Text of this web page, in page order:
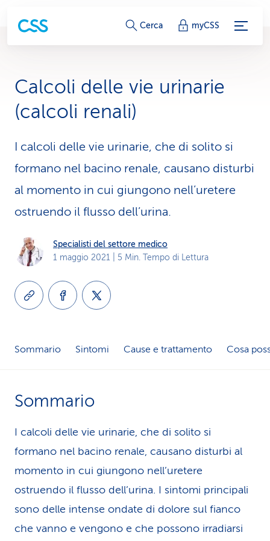
c
l
e
g
a
m
e
n
t
s
v
i
z
i
o
Cerca myCSS
Calcoli delle vie urinarie
(calcoli renali)
I calcoli delle vie urinarie, che di solito si
formano nel bacino renale, causano disturbi
al momento in cui giungono nell’uretere
ostruendo il flusso dell’urina.
Specialisti del settore medico
1 maggio 2021 | 5 Min. Tempo di Lettura
Sommario Sintomi Cause e trattamento Cosa
Sommario
I calcoli delle vie urinarie, che di solito si
formano nel bacino renale, causano disturbi al
momento in cui giungono nell’uretere
ostruendo il flusso dell’urina. I sintomi principali
sono delle intense ondate di dolore sul fianco
che vanno e vengono e che possono irradiarsi